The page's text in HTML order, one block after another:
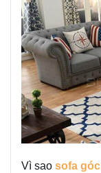
Vì sao sofa góc